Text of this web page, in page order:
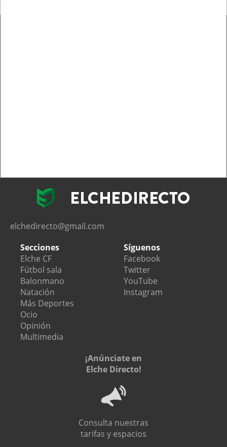
elchedirecto@gmail.com
Secciones
Elche CF
Fútbol sala
Balonmano
Natación
Más Deportes
Ocio
Opinión
Multimedia
Síguenos
Facebook
Twitter
YouTube
Instagram
¡Anúnciate en
Elche Directo!
Consulta nuestras
tarifas y espacios